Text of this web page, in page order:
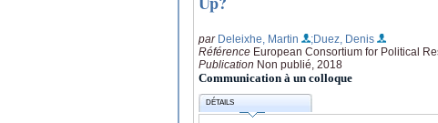
par Deleixhe, Martin
;Duez, Denis
Référence European Consortium for Political
Publication Non publié, 2018
Communication à un colloque
DÉTAILS